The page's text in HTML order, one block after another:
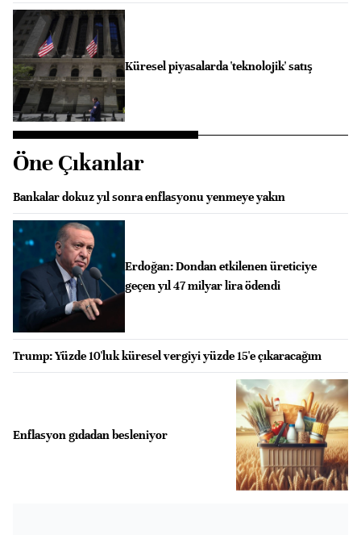
Küresel piyasalarda 'teknolojik' satış
Öne Çıkanlar
Bankalar dokuz yıl sonra enflasyonu yenmeye yakın
Erdoğan: Dondan etkilenen üreticiye
geçen yıl 47 milyar lira ödendi
Trump: Yüzde 10'luk küresel vergiyi yüzde 15'e çıkaracağım
Enflasyon gıdadan besleniyor